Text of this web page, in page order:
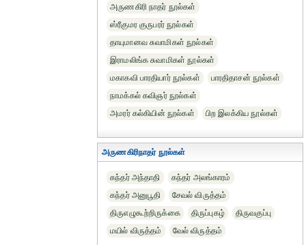
அருணகிரி நாதர் நூல்கள்
ஸ்ரீகுமர குருபரர் நூல்கள்
தாயுமானவ சுவாமிகள் நூல்கள்
இராமலிங்க சுவாமிகள் நூல்கள்
மகாகவி பாரதியார் நூல்கள்
பாரதிதாசன் நூல்கள்
நாமக்கல் கவிஞர் நூல்கள்
அமரர் கல்கியின் நூல்கள்
பிற இலக்கிய நூல்கள்
அருணகிரிநாதர் நூல்கள்
கந்தர் அந்தாதி
கந்தர் அலங்காரம்
கந்தர் அனுபூதி
சேவல் விருத்தம்
திருஎழுகூற்றிருக்கை
திருப்புகழ்
திருவகுப்பு
மயில் விருத்தம்
வேல் விருத்தம்